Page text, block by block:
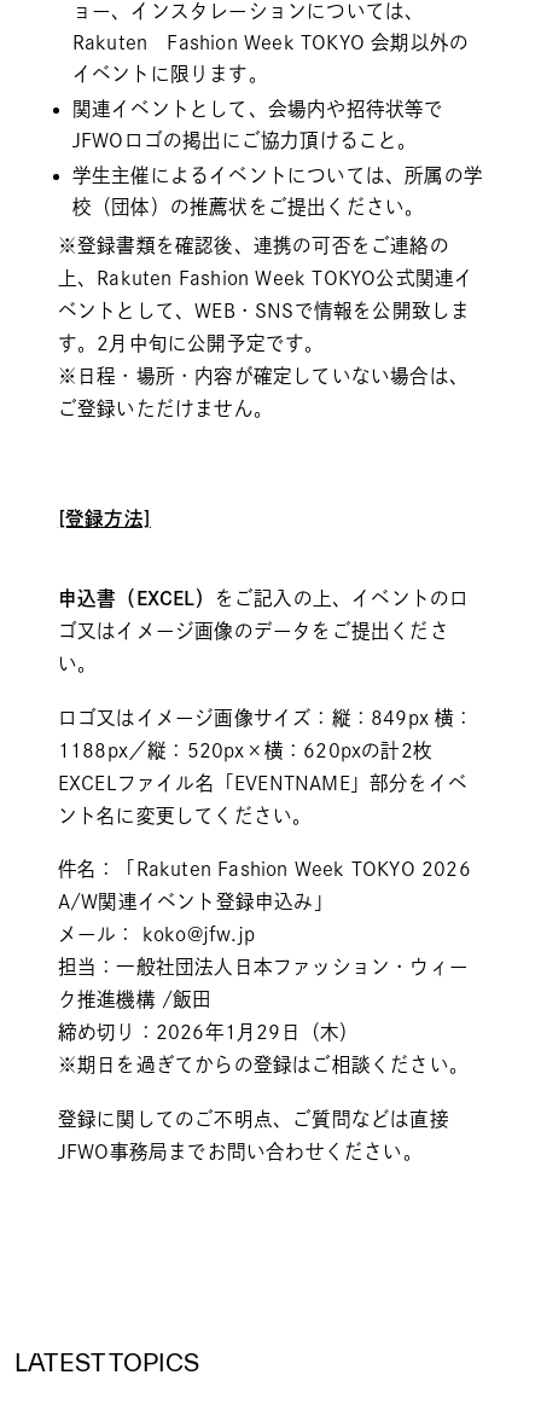
ョー、インスタレーションについては、
Rakuten Fashion Week TOKYO 会期以外の
イベントに限ります。
関連イベントとして、会場内や招待状等で
JFWOロゴの掲出にご協力頂けること。
学生主催によるイベントについては、所属の学
校（団体）の推薦状をご提出ください。
※登録書類を確認後、連携の可否をご連絡の
上、Rakuten Fashion Week TOKYO公式関連イ
ベントとして、WEB・SNSで情報を公開致しま
す。2月中旬に公開予定です。
※日程・場所・内容が確定していない場合は、
ご登録いただけません。
[登録方法]
申込書（EXCEL）
をご記入の上、イベントのロ
ゴ又はイメージ画像のデータをご提出くださ
い。
ロゴ又はイメージ画像サイズ：縦：849px 横：
1188px／縦：520px×横：620pxの計2枚
EXCELファイル名「EVENTNAME」部分をイベ
ント名に変更してください。
件名：「Rakuten Fashion Week TOKYO 2026
A/W関連イベント登録申込み」
メール：
koko@jfw.jp
担当：一般社団法人日本ファッション・ウィー
ク推進機構 /飯田
締め切り：2026年1月29日（木）
※期日を過ぎてからの登録はご相談ください。
登録に関してのご不明点、ご質問などは直接
JFWO事務局までお問い合わせください。
LATEST TOPICS